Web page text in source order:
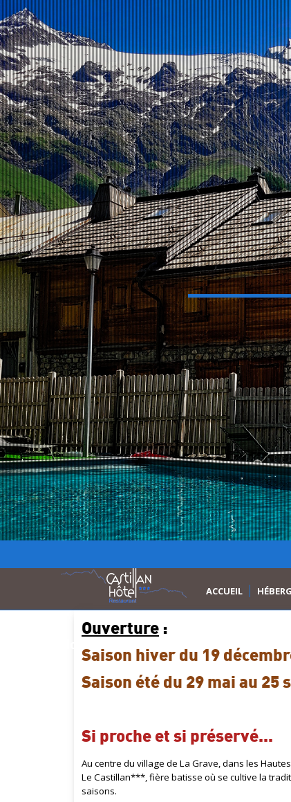
ACCUEIL
Ouverture :
Saison hiver du 19
Saison été du 29 mai au 25
Si proche et si préservé...
Au centre du village de La Grave, dans les
Le Castillan***, fière batisse où se cultive la
saisons.